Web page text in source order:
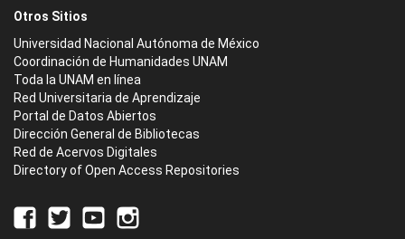
Otros Sitios
Universidad Nacional Autónoma de México
Coordinación de Humanidades UNAM
Toda la UNAM en línea
Red Universitaria de Aprendizaje
Portal de Datos Abiertos
Dirección General de Bibliotecas
Red de Acervos Digitales
Directory of Open Access Repositories